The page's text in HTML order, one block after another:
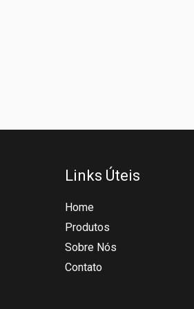
Links Úteis
Home
Produtos
Sobre Nós
Contato